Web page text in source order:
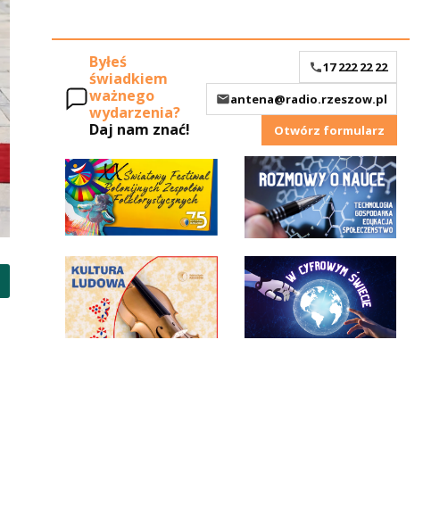
Byłeś
świadkiem
ważnego
wydarzenia?
Daj nam znać!
17 222 22 22
antena@radio.rzeszow.pl
Otwórz formularz